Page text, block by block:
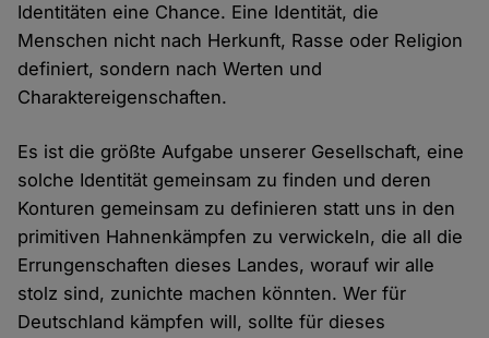
Identitäten eine Chance. Eine Identität, die
Menschen nicht nach Herkunft, Rasse oder Religion
definiert, sondern nach Werten und
Charaktereigenschaften.
Es ist die größte Aufgabe unserer Gesellschaft, eine
solche Identität gemeinsam zu finden und deren
Konturen gemeinsam zu definieren statt uns in den
primitiven Hahnenkämpfen zu verwickeln, die all die
Errungenschaften dieses Landes, worauf wir alle
stolz sind, zunichte machen könnten. Wer für
Deutschland kämpfen will, sollte für dieses